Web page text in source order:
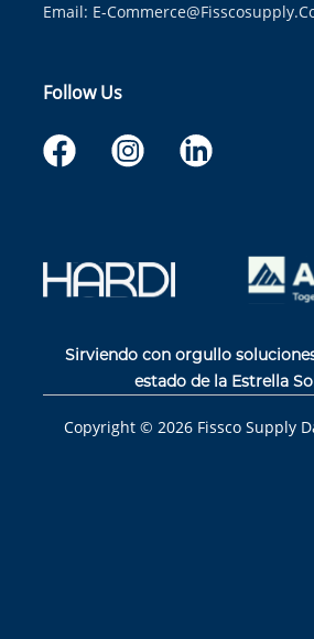
Email: E-
Follow Us
Sirviendo con orgullo
estado de la Estrella
Copyright © 2026 Fissco Supply